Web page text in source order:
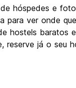
hóspedes e
para ver onde
hostels baratos
reserve já o seu